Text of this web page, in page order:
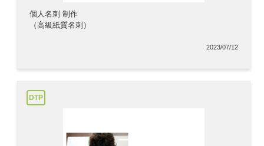
個人名刺 制作
（高級紙質名刺）
2023/07/12
DTP